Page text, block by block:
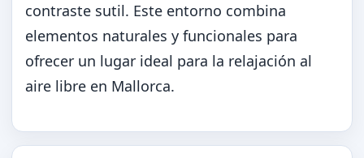
contraste sutil. Este entorno combina
elementos naturales y funcionales para
ofrecer un lugar ideal para la relajación al
aire libre en Mallorca.